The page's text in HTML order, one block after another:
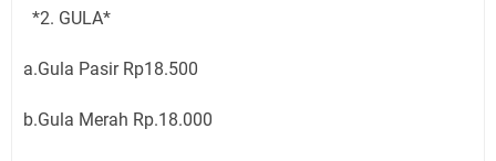
*2. GULA*
a.Gula Pasir Rp18.500
b.Gula Merah Rp.18.000